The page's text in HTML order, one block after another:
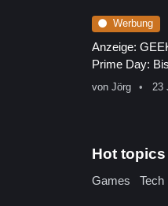
Werbung
Anzeige:
Prime Day:
von Jörg 23
Hot topics
Games Tech